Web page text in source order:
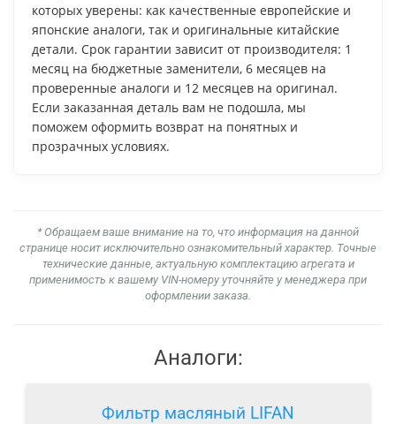
которых уверены: как качественные европейские и
японские аналоги, так и оригинальные китайские
детали. Срок гарантии зависит от производителя: 1
месяц на бюджетные заменители, 6 месяцев на
проверенные аналоги и 12 месяцев на оригинал.
Если заказанная деталь вам не подошла, мы
поможем оформить возврат на понятных и
прозрачных условиях.
* Обращаем ваше внимание на то, что информация на данной
странице носит исключительно ознакомительный характер. Точные
технические данные, актуальную комплектацию агрегата и
применимость к вашему VIN-номеру уточняйте у менеджера при
оформлении заказа.
Аналоги:
Фильтр масляный LIFAN